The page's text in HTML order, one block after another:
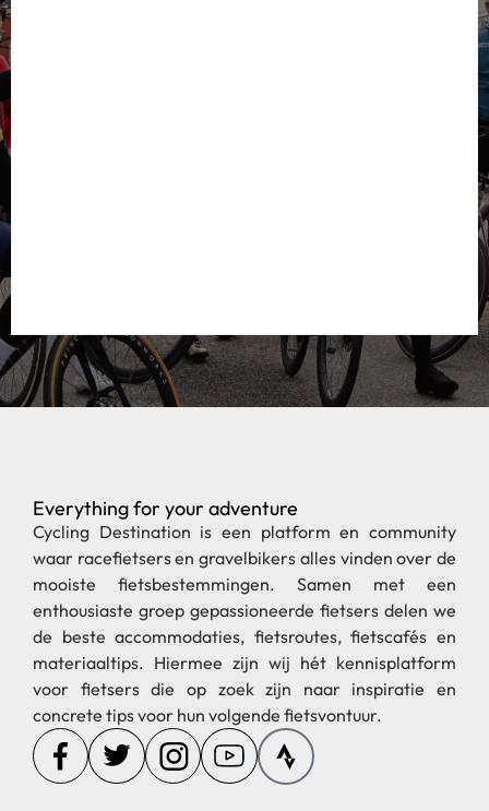
Everything for your adventure
Cycling Destination is een platform en community
waar racefietsers en gravelbikers alles vinden over de
mooiste fietsbestemmingen. Samen met een
enthousiaste groep gepassioneerde fietsers delen we
de beste accommodaties, fietsroutes, fietscafés en
materiaaltips. Hiermee zijn wij hét kennisplatform
voor fietsers die op zoek zijn naar inspiratie en
concrete tips voor hun volgende fietsvontuur.